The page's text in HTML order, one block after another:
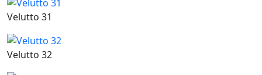
Velutto 31
Velutto 32